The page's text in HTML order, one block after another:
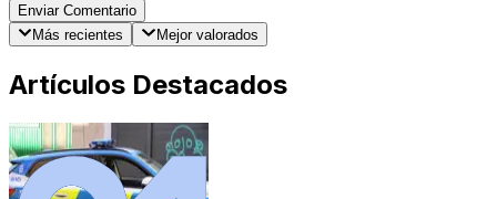
Enviar Comentario
Más recientes
Mejor valorados
Artículos Destacados